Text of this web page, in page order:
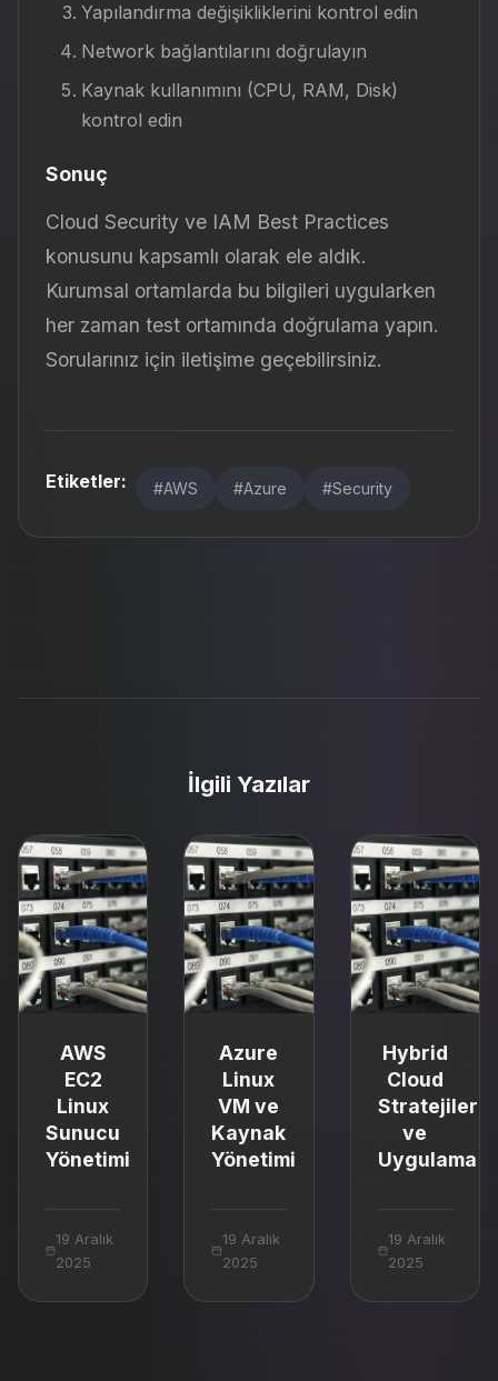
Yapılandırma değişikliklerini kontrol edin
Network bağlantılarını doğrulayın
Kaynak kullanımını (CPU, RAM, Disk)
kontrol edin
Sonuç
Cloud Security ve IAM Best Practices
konusunu kapsamlı olarak ele aldık.
Kurumsal ortamlarda bu bilgileri uygularken
her zaman test ortamında doğrulama yapın.
Sorularınız için iletişime geçebilirsiniz.
Etiketler: #AWS #Azure #Security
İlgili Yazılar
AWS
EC2
Linux
Sunucu
Yönetimi
19 Aralık
2025
Azure
Linux
VM ve
Kaynak
Yönetimi
19 Aralık
2025
Hybrid
Cloud
Stratejileri
ve
Uygulama
19 Aralık
2025